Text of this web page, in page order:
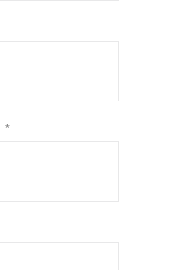
*